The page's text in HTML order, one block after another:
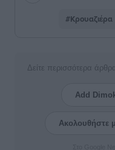
#Κρουαζιέρα
Δείτε περισσότερα
Add
Ακολουθήστε